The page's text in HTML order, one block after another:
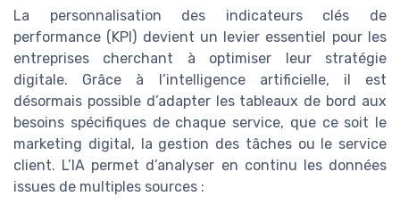
La personnalisation des indicateurs clés de
performance (KPI) devient un levier essentiel pour les
entreprises cherchant à optimiser leur stratégie
digitale. Grâce à l’intelligence artificielle, il est
désormais possible d’adapter les tableaux de bord aux
besoins spécifiques de chaque service, que ce soit le
marketing digital, la gestion des tâches ou le service
client. L’IA permet d’analyser en continu les données
issues de multiples sources :